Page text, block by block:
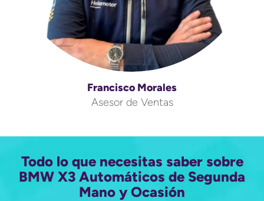
Francisco Morales
Asesor de Ventas
Todo lo que necesitas saber sobre
BMW X3 Automáticos de Segunda
Mano y Ocasión